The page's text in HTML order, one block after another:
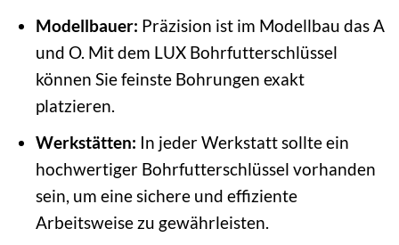
Modellbauer: Präzision ist im Modellbau das A
und O. Mit dem LUX Bohrfutterschlüssel
können Sie feinste Bohrungen exakt
platzieren.
Werkstätten: In jeder Werkstatt sollte ein
hochwertiger Bohrfutterschlüssel vorhanden
sein, um eine sichere und effiziente
Arbeitsweise zu gewährleisten.